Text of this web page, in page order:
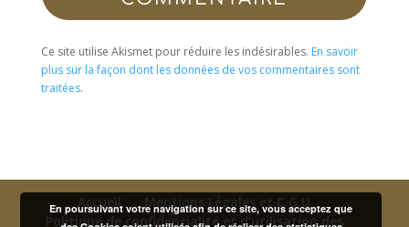
Ce site utilise Akismet pour réduire les indésirables. En savoir
plus sur la façon dont les données de vos commentaires sont
traitées.
Accueil
Mentions Légales et C.G.U
Politique de confidentialité et d’utilisation des
En poursuivant votre navigation sur ce site, vous acceptez que